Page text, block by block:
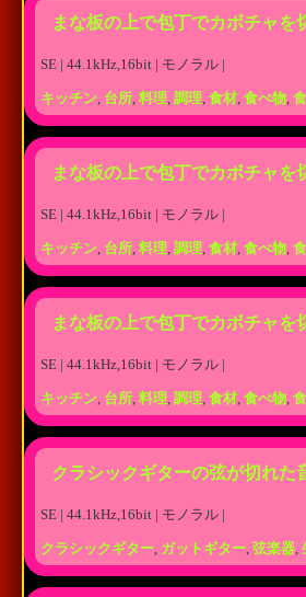
まな板の上で包丁でカボチャを
SE | 44.1kHz,16bit | モノラル |
キッチン, 台所, 料理, 調理, 食材, 食べ物,
まな板の上で包丁でカボチャを
SE | 44.1kHz,16bit | モノラル |
キッチン, 台所, 料理, 調理, 食材, 食べ物,
まな板の上で包丁でカボチャを
SE | 44.1kHz,16bit | モノラル |
キッチン, 台所, 料理, 調理, 食材, 食べ物,
クラシックギターの弦が切れた
SE | 44.1kHz,16bit | モノラル |
クラシックギター, ガットギター, 弦楽器,